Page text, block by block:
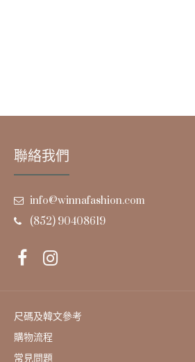
聯絡我們
info@winnafashion.com
(852) 90408619
尺碼及韓文參考
購物流程
常見問題